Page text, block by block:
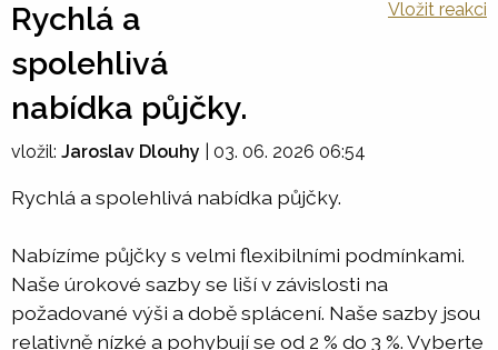
Rychlá a
spolehlivá
nabídka půjčky.
Vložit reakci
vložil: Jaroslav Dlouhy 03. 06. 2026 06:54
Rychlá a spolehlivá nabídka půjčky.
Nabízíme půjčky s velmi flexibilními podmínkami.
Naše úrokové sazby se liší v závislosti na
požadované výši a době splácení. Naše sazby jsou
relativně nízké a pohybují se od 2 % do 3 %. Vyberte